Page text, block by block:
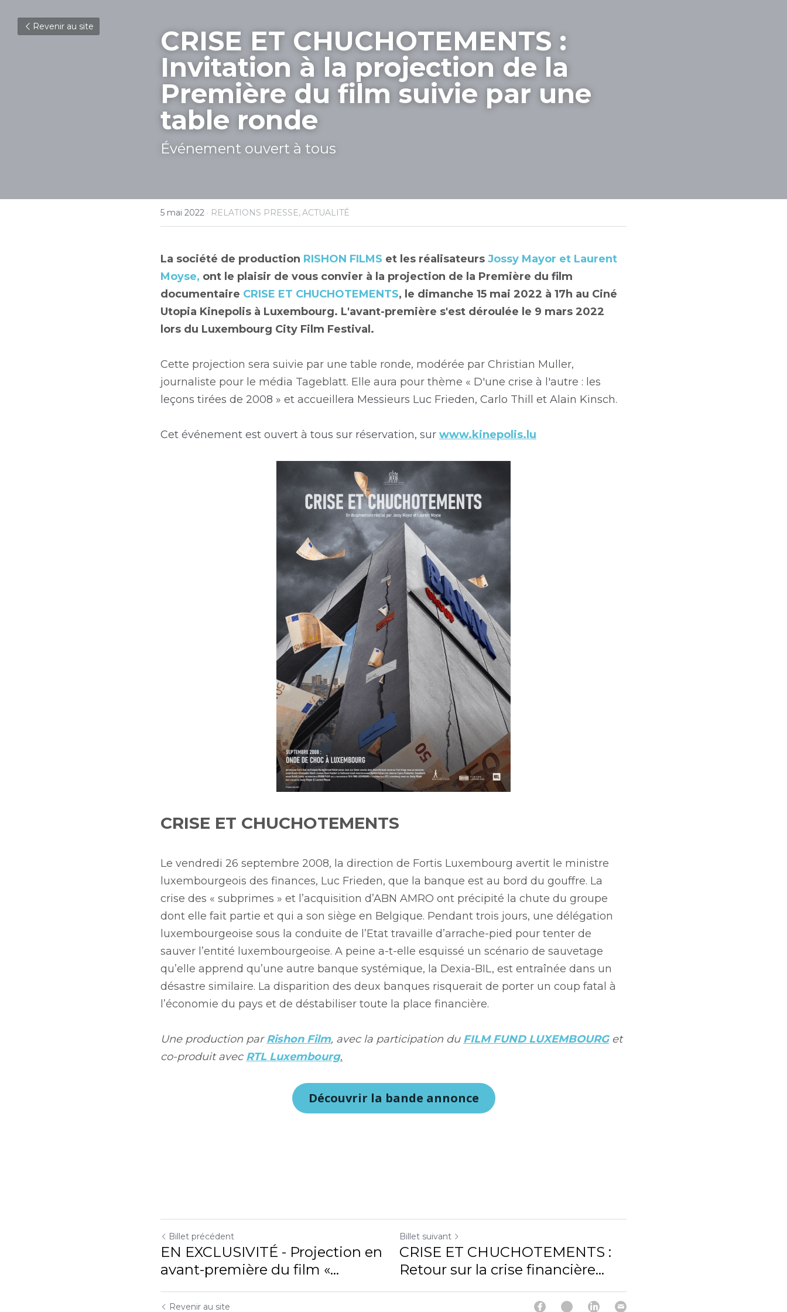
Revenir au site
CRISE ET CHUCHOTEMENTS :
Invitation à la projection de la
Première du film suivie par une
table ronde
Événement ouvert à tous
5 mai 2022 · RELATIONS PRESSE,ACTUALITÉ
La société de production RISHON FILMS et les réalisateurs Jossy Mayor et Laurent
Moyse, ont le plaisir de vous convier à la projection de la Première du film
documentaire CRISE ET CHUCHOTEMENTS, le dimanche 15 mai 2022 à 17h au Ciné
Utopia Kinepolis à Luxembourg. L'avant-première s'est déroulée le 9 mars 2022
lors du Luxembourg City Film Festival.
Cette projection sera suivie par une table ronde, modérée par Christian Muller,
journaliste pour le média Tageblatt. Elle aura pour thème « D'une crise à l'autre : les
leçons tirées de 2008 » et accueillera Messieurs Luc Frieden, Carlo Thill et Alain Kinsch.
Cet événement est ouvert à tous sur réservation, sur www.kinepolis.lu
CRISE ET CHUCHOTEMENTS
Le vendredi 26 septembre 2008, la direction de Fortis Luxembourg avertit le ministre
luxembourgeois des finances, Luc Frieden, que la banque est au bord du gouffre. La
crise des « subprimes » et l’acquisition d’ABN AMRO ont précipité la chute du groupe
dont elle fait partie et qui a son siège en Belgique. Pendant trois jours, une délégation
luxembourgeoise sous la conduite de l’Etat travaille d’arrache-pied pour tenter de
sauver l’entité luxembourgeoise. A peine a-t-elle esquissé un scénario de sauvetage
qu’elle apprend qu’une autre banque systémique, la Dexia-BIL, est entraînée dans un
désastre similaire. La disparition des deux banques risquerait de porter un coup fatal à
l’économie du pays et de déstabiliser toute la place financière.
Une production par Rishon Film, avec la participation du FILM FUND LUXEMBOURG et
co-produit avec RTL Luxembourg.
Découvrir la bande annonce
Billet précédent
EN EXCLUSIVITÉ - Projection en
avant-première du film «...
Billet suivant
CRISE ET CHUCHOTEMENTS :
Retour sur la crise financière...
Revenir au site